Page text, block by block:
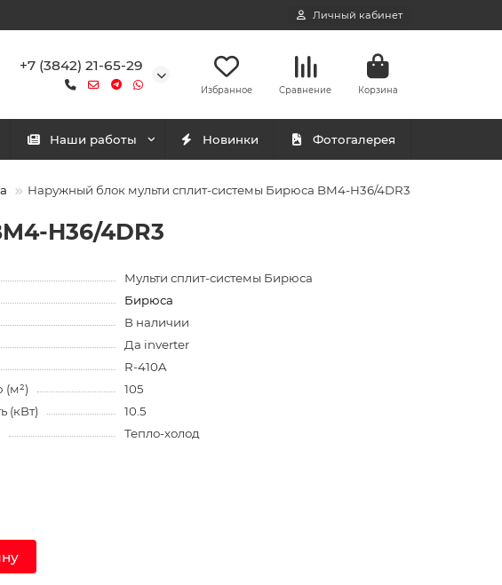
Личный кабинет
+7 (3842) 21-65-29
Избранное Сравнение Корзина
Наши работы Новинки Фотогалерея
Наружный блок мульти сплит-системы Бирюса BM4-H36/4DR3
H36/4DR3
Мульти сплит-системы Бирюса
Бирюса
В наличии
Да inverter
R-410A
(м²)
105
(кВт)
10.5
Тепло-холод